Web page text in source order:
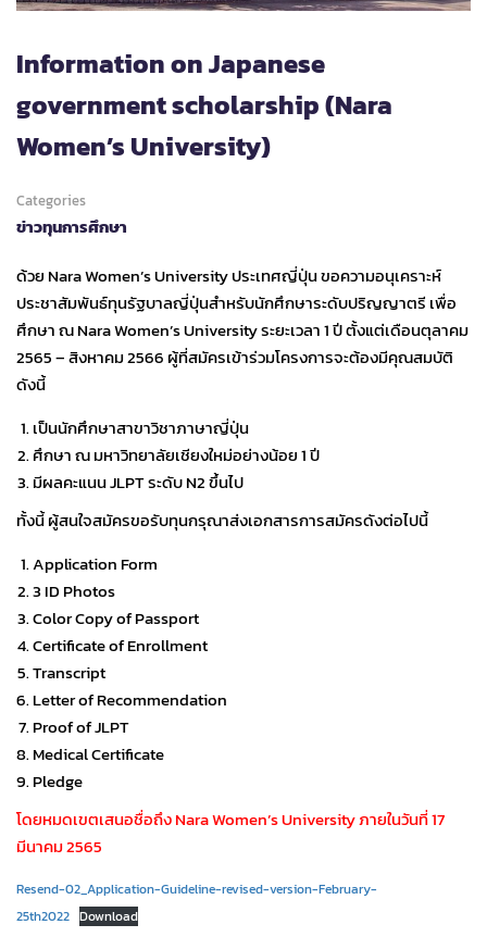
Information on Japanese
government scholarship (Nara
Women’s University)
Categories
ข่าวทุนการศึกษา
ด้วย Nara Women’s University ประเทศญี่ปุ่น ขอความอนุเคราะห์
ประชาสัมพันธ์ทุนรัฐบาลญี่ปุ่นสำหรับนักศึกษาระดับปริญญาตรี เพื่อ
ศึกษา ณ Nara Women’s University ระยะเวลา 1 ปี ตั้งแต่เดือนตุลาคม
2565 – สิงหาคม 2566 ผู้ที่สมัครเข้าร่วมโครงการจะต้องมีคุณสมบัติ
ดังนี้
เป็นนักศึกษาสาขาวิชาภาษาญี่ปุ่น
ศึกษา ณ มหาวิทยาลัยเชียงใหม่อย่างน้อย 1 ปี
มีผลคะแนน JLPT ระดับ N2 ขึ้นไป
ทั้งนี้ ผู้สนใจสมัครขอรับทุนกรุณาส่งเอกสารการสมัครดังต่อไปนี้
Application Form
3 ID Photos
Color Copy of Passport
Certificate of Enrollment
Transcript
Letter of Recommendation
Proof of JLPT
Medical Certificate
Pledge
โดยหมดเขตเสนอชื่อถึง Nara Women’s University ภายในวันที่ 17
มีนาคม 2565
Resend-02_Application-Guideline-revised-version-February-
25th2022 Download